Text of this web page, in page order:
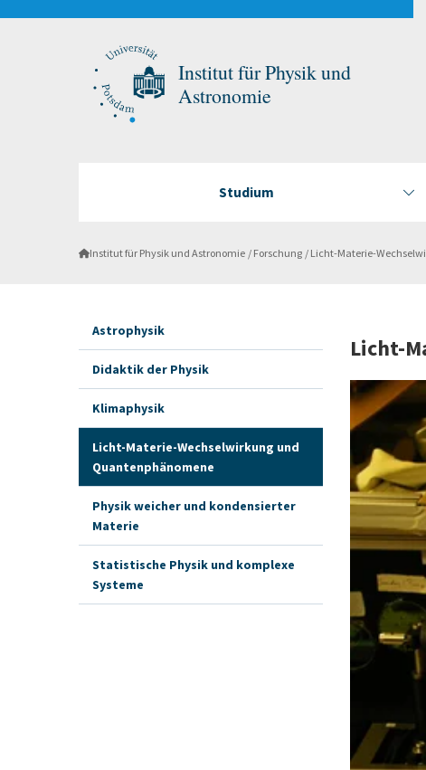
Institut für Physik und
Astronomie
Studium
Institut für Physik und Astronomie Forschung Licht-Materie-
Astrophysik
Didaktik der Physik
Klimaphysik
Licht-Materie-Wechselwirkung und
Quantenphänomene
Physik weicher und kondensierter
Materie
Statistische Physik und komplexe
Systeme
Licht-